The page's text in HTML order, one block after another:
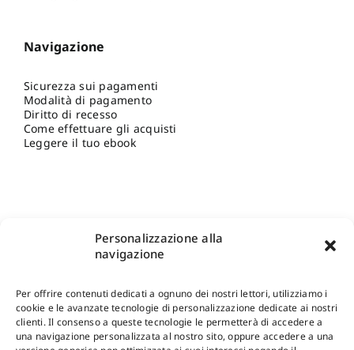
Personalizzazione alla
navigazione
Per offrire contenuti dedicati a ognuno dei nostri lettori, utilizziamo i
cookie e le avanzate tecnologie di personalizzazione dedicate ai nostri
clienti. Il consenso a queste tecnologie le permetterà di accedere a
una navigazione personalizzata al nostro sito, oppure accedere a una
Navigazione
Sicurezza sui pagamenti
Modalità di pagamento
Diritto di recesso
Come effettuare gli acquisti
Leggere il tuo ebook
Shop Gangemi Editore-Pagamenti Sicuri e anche Rateali